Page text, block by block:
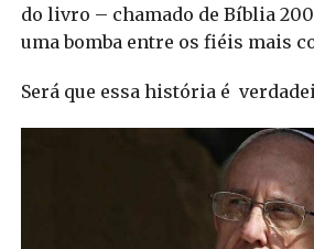
do livro – chamado de Bíblia
uma bomba entre os fiéis mais
Será que essa história é